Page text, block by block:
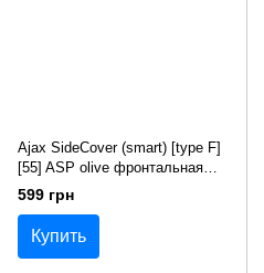
Ajax SideCover (smart) [type F]
[55] ASP olive фронтальная
панель
599 грн
Купить